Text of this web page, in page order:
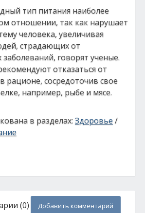
тип питания наиболее
отношении, так как нарушает
человека, увеличивая
страдающих от
говорят ученые.
отказаться от
рационе, сосредоточив свое
например, рыбе и мясе.
в разделах: Здоровье/
(0) Добавить комментарий